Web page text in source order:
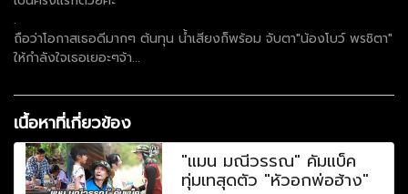
.
ถือว่าโอกาสเธอดีมากๆ ต้นทุน น้ำเสียงก็พร้อม จับตา"น้องโบว์ พรชิตา"
ให้กำลังใจเธอเยอะๆจ้า...
เนื้อหาที่เกี่ยวข้อง
"แมน มณีวรรณ" คัมแบ็ค
ทุ่มเทสุดตัว "หัวอกพ่อฮ้าง"